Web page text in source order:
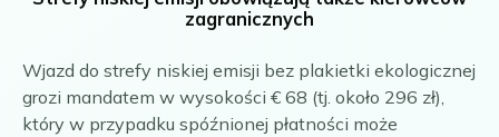
zagranicznych
Wjazd do strefy niskiej emisji bez plakietki ekologicznej
grozi mandatem w wysokości € 68 (tj. około 296 zł),
który w przypadku spóźnionej płatności może